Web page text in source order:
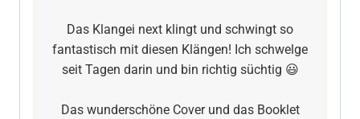
Das Klangei next klingt und schwingt so
fantastisch mit diesen Klängen! Ich schwelge
seit Tagen darin und bin richtig süchtig 😃
Das wunderschöne Cover und das Booklet